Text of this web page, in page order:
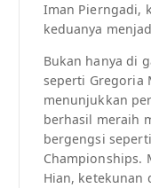
Iman Pierngadi,
keduanya
Bukan hanya di
seperti Gregoria
menunjukkan
berhasil meraih
bergengsi
Championships.
Hian, ketekunan